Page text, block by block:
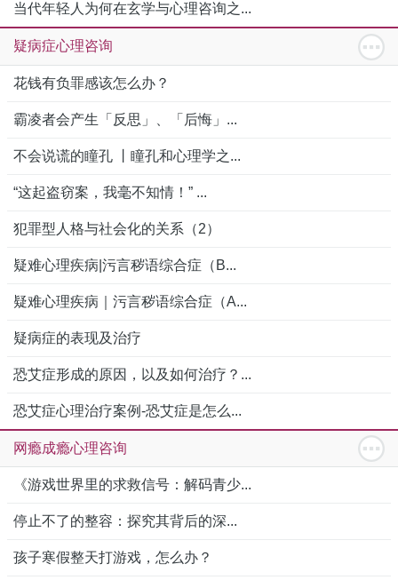
当代年轻人为何在玄学与心理咨询之...
疑病症心理咨询
花钱有负罪感该怎么办？
霸凌者会产生「反思」、「后悔」...
不会说谎的瞳孔 丨瞳孔和心理学之...
“这起盗窃案，我毫不知情！” ...
犯罪型人格与社会化的关系（2）
疑难心理疾病|污言秽语综合症（B...
疑难心理疾病｜污言秽语综合症（A...
疑病症的表现及治疗
恐艾症形成的原因，以及如何治疗？...
恐艾症心理治疗案例-恐艾症是怎么...
网瘾成瘾心理咨询
《游戏世界里的求救信号：解码青少...
停止不了的整容：探究其背后的深...
孩子寒假整天打游戏，怎么办？